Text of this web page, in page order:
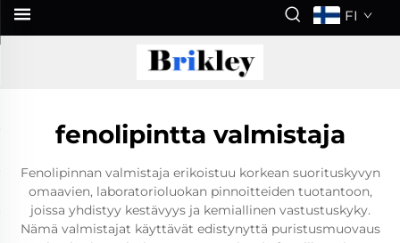
FI
fenolipintta valmistaja
Fenolipinnan valmistaja erikoistuu korkean suorituskyvyn
omaavien, laboratorioluokan pinnoitteiden tuotantoon,
joissa yhdistyy kestävyys ja kemiallinen vastustuskyky.
Nämä valmistajat käyttävät edistynyttä puristusmuovaus